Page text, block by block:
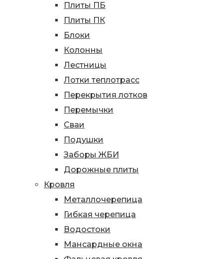
Плиты ПБ
Плиты ПК
Блоки
Колонны
Лестницы
Лотки теплотрасс
Перекрытия лотков
Перемычки
Сваи
Подушки
Заборы ЖБИ
Дорожные плиты
Кровля
Металлочерепица
Гибкая черепица
Водостоки
Мансардные окна